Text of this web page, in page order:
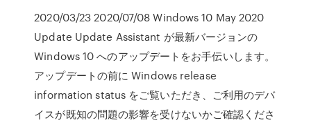
2020/03/23 2020/07/08 Windows 10 May 2020
Update Update Assistant が最新バージョンの
Windows 10 へのアップデートをお手伝いします。
アップデートの前に Windows release
information status をご覧いただき、ご利用のデバ
イスが既知の問題の影響を受けないかご確認くださ